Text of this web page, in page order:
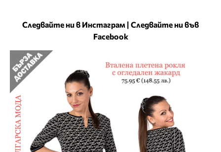
Следвайте ни в Инстаграм | Следвайте ни във
Facebook